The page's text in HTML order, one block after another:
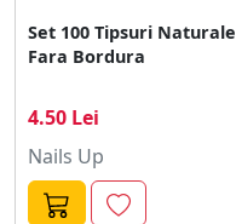
Set 100 Tipsuri Naturale
Fara Bordura
4.50 Lei
Nails Up